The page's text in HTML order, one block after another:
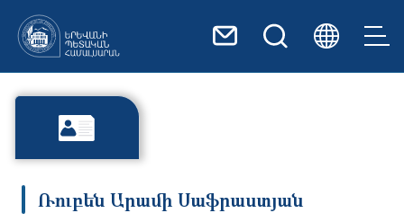
Ռուբեն Արամի Սաֆրաստյան